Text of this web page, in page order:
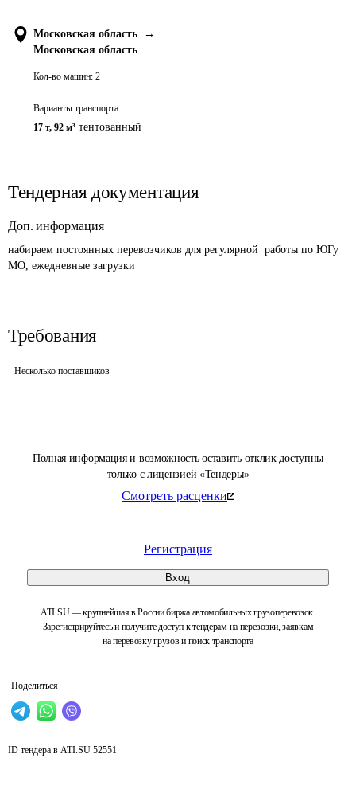
Полная информация и возможность оставить отклик доступны
только с лицензией «Тендеры»
Смотреть расценки
Регистрация
Вход
ATI.SU — крупнейшая в России биржа автомобильных грузоперевозок.
Зарегистрируйтесь и получите доступ к тендерам на перевозки, заявкам
на перевозку грузов и поиск транспорта
Поделиться
Московская область
→
Московская область
Кол-во машин: 2
Варианты транспорта
17 т, 92 м³ тентованный
Тендерная документация
Доп. информация
набираем постоянных перевозчиков для регулярной  работы по ЮГу
МО, ежедневные загрузки
Требования
Несколько поставщиков
ID тендера в ATI.SU 52551